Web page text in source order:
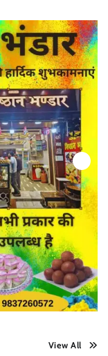
View All